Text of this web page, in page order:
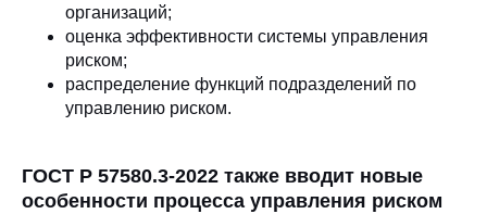
организаций;
оценка эффективности системы управления
риском;
распределение функций подразделений по
управлению риском.
ГОСТ Р 57580.3-2022 также вводит новые
особенности процесса управления риском